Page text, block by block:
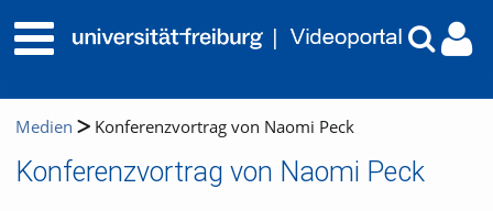
Medien Konferenzvortrag von Naomi Peck
Konferenzvortrag von Naomi Peck